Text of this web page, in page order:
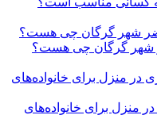
شهر گرگان چی هست؟
منزل برای خانواده‌های